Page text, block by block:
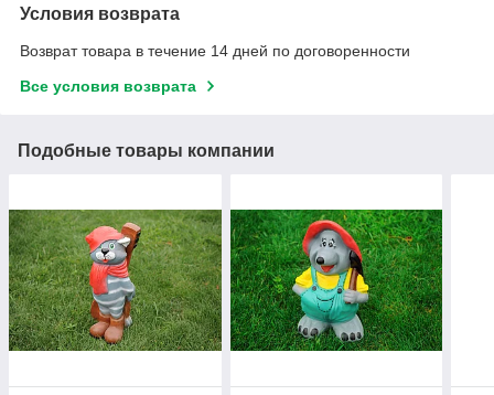
Условия возврата
Возврат товара в течение 14 дней по договоренности
Все условия возврата
Подобные товары компании